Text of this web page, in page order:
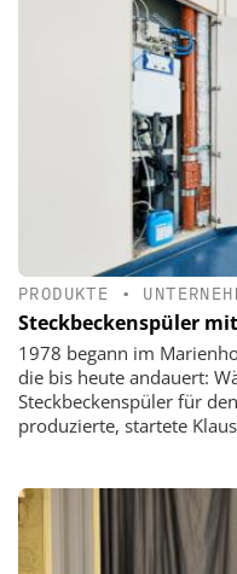
PRODUKTE •
Steckbeckenspüler
1978 begann im
die bis heute andauert:
Steckbeckenspüler für
produzierte, startete